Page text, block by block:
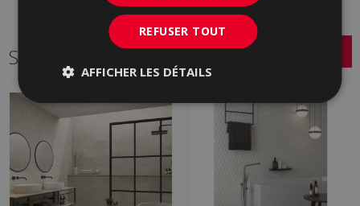
Série connexe
REFUSER TOUT
AFFICHER LES DÉTAILS